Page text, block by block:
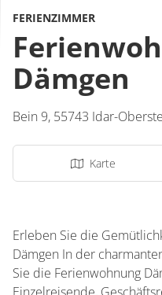
FERIENZIMMER
Dämgen
Bein 9, 55743 Idar-
Karte
Erleben Sie die
Dämgen In der
Sie die Ferienwohnung